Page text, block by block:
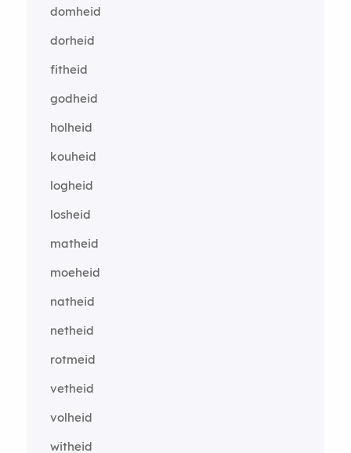
domheid
dorheid
fitheid
godheid
holheid
kouheid
logheid
losheid
matheid
moeheid
natheid
netheid
rotmeid
vetheid
volheid
witheid